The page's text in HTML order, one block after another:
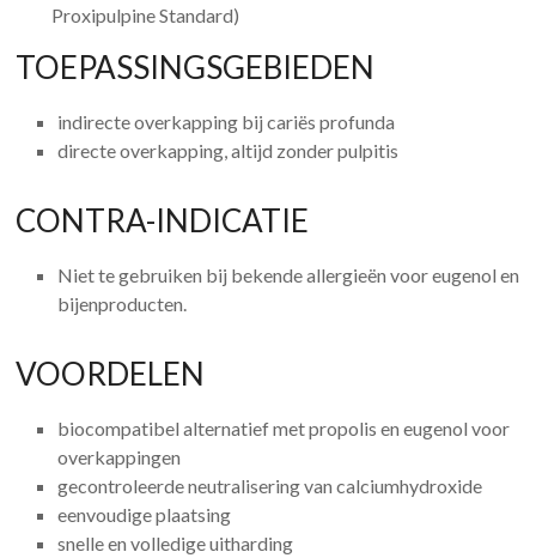
Proxipulpine Standard)
TOEPASSINGSGEBIEDEN
indirecte overkapping bij cariës profunda
directe overkapping, altijd zonder pulpitis
CONTRA-INDICATIE
Niet te gebruiken bij bekende allergieën voor eugenol en
bijenproducten.
VOORDELEN
biocompatibel alternatief met propolis en eugenol voor
overkappingen
gecontroleerde neutralisering van calciumhydroxide
eenvoudige plaatsing
snelle en volledige uitharding